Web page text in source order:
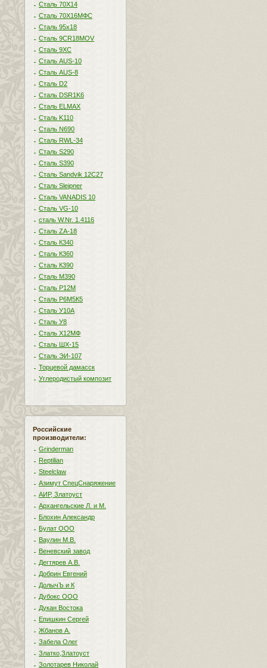
Сталь 70Х14
Сталь 70Х16МФС
Сталь 95х18
Сталь 9CR18MOV
Сталь 9ХС
Сталь AUS-10
Сталь AUS-8
Сталь D2
Сталь DSR1K6
Сталь ELMAX
Сталь K110
Сталь N690
Сталь RWL-34
Сталь S290
Сталь S390
Сталь Sandvik 12C27
Сталь Sleipner
Сталь VANADIS 10
Сталь VG-10
сталь W.Nr. 1.4116
Сталь ZA-18
Сталь К340
Сталь К360
Сталь К390
Сталь М390
Сталь Р12М
Сталь Р6М5К5
Сталь У10А
Сталь У8
Сталь Х12МФ
Сталь ШХ-15
Сталь ЭИ-107
Торцевой дамасск
Углеродистый композит
Российские
производители:
Grinderman
Reptilian
Steelclaw
Азимут СпецСнаряжение
АИР, Златоуст
Архангельские Л. и М.
Блохин Александр
Булат ООО
Ваулин М.В.
Веневский завод
Дегтярев А.В.
Добрин Евгений
ДолычЪ и К
Дубокс ООО
Дукан Востока
Епишкин Сергей
Жбанов А.
Забела Олег
Златко,Златоуст
Золотарев Николай